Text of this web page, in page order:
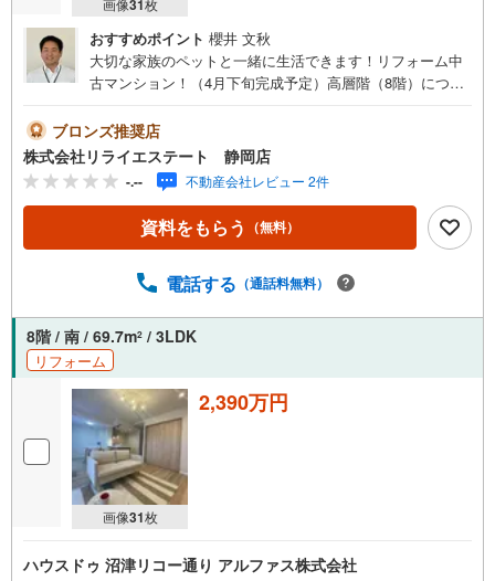
31
おすすめポイント 櫻井 文秋
大切な家族のペットと一緒に生活できます！リフォーム中
古マンション！（4月下旬完成予定）高層階（8階）につ
ット対面キッチンで開放感の溢れる空間です！
ブロンズ推奨店
株式会社リライエステート 静岡店
-.-- 不動産会社レビュー 2件
資料をもらう （無料）
電話する （通話料無料）
8階 / 南 / 69.7m2 / 3LDK
リフォーム
画像31枚
2,390万円
ハウスドゥ 沼津リコー通り アルファス株式会社